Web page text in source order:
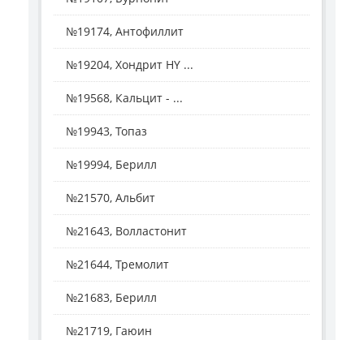
№19174, Антофиллит
№19204, Хондрит HY ...
№19568, Кальцит - ...
№19943, Топаз
№19994, Берилл
№21570, Альбит
№21643, Волластонит
№21644, Тремолит
№21683, Берилл
№21719, Гаюин